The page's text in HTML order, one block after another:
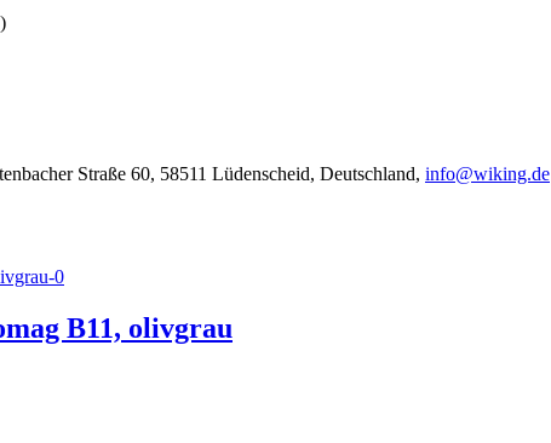
Straße 60, 58511 Lüdenscheid, Deutschland, info@wiking.de
B11, olivgrau